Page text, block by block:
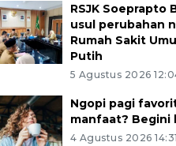
RSJK Soeprapto
usul perubahan
Rumah Sakit
Putih
5 Agustus 2026
Ngopi pagi
manfaat? Begini
4 Agustus 2026 14:31